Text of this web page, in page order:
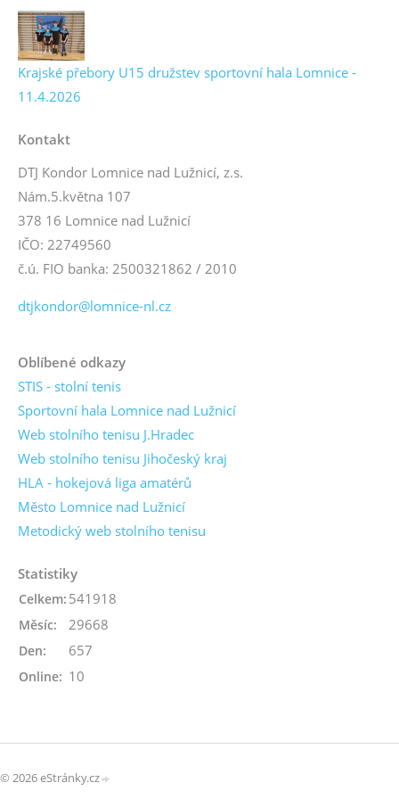
Krajské přebory U15 družstev sportovní hala Lomnice -
11.4.2026
Kontakt
DTJ Kondor Lomnice nad Lužnicí, z.s.
Nám.5.května 107
378 16 Lomnice nad Lužnicí
IČO: 22749560
č.ú. FIO banka: 2500321862 / 2010
dtjkondor@lomnice-nl.cz
Oblíbené odkazy
STIS - stolní tenis
Sportovní hala Lomnice nad Lužnicí
Web stolního tenisu J.Hradec
Web stolního tenisu Jihočeský kraj
HLA - hokejová liga amatérů
Město Lomnice nad Lužnicí
Metodický web stolního tenisu
Statistiky
Online: 10
Celkem: 541918
Měsíc: 29668
Den: 657
© 2026 eStránky.cz